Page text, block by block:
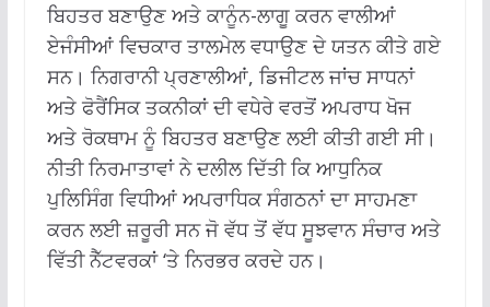
ਬਿਹਤਰ ਬਣਾਉਣ ਅਤੇ ਕਾਨੂੰਨ-ਲਾਗੂ ਕਰਨ ਵਾਲੀਆਂ
ਏਜੰਸੀਆਂ ਵਿਚਕਾਰ ਤਾਲਮੇਲ ਵਧਾਉਣ ਦੇ ਯਤਨ ਕੀਤੇ ਗਏ
ਸਨ। ਨਿਗਰਾਨੀ ਪ੍ਰਣਾਲੀਆਂ, ਡਿਜੀਟਲ ਜਾਂਚ ਸਾਧਨਾਂ
ਅਤੇ ਫੋਰੈਂਸਿਕ ਤਕਨੀਕਾਂ ਦੀ ਵਧੇਰੇ ਵਰਤੋਂ ਅਪਰਾਧ ਖੋਜ
ਅਤੇ ਰੋਕਥਾਮ ਨੂੰ ਬਿਹਤਰ ਬਣਾਉਣ ਲਈ ਕੀਤੀ ਗਈ ਸੀ।
ਨੀਤੀ ਨਿਰਮਾਤਾਵਾਂ ਨੇ ਦਲੀਲ ਦਿੱਤੀ ਕਿ ਆਧੁਨਿਕ
ਪੁਲਿਸਿੰਗ ਵਿਧੀਆਂ ਅਪਰਾਧਿਕ ਸੰਗਠਨਾਂ ਦਾ ਸਾਹਮਣਾ
ਕਰਨ ਲਈ ਜ਼ਰੂਰੀ ਸਨ ਜੋ ਵੱਧ ਤੋਂ ਵੱਧ ਸੂਝਵਾਨ ਸੰਚਾਰ ਅਤੇ
ਵਿੱਤੀ ਨੈੱਟਵਰਕਾਂ ‘ਤੇ ਨਿਰਭਰ ਕਰਦੇ ਹਨ।